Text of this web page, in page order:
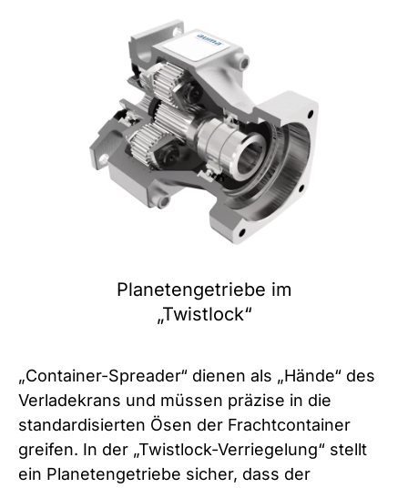
Planetengetriebe im
„Twistlock“
„Container-Spreader“ dienen als „Hände“ des
Verladekrans und müssen präzise in die
standardisierten Ösen der Frachtcontainer
greifen. In der „Twistlock-Verriegelung“ stellt
ein Planetengetriebe sicher, dass der